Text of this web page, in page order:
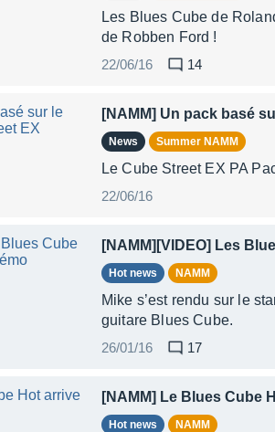
Les Blues Cube de
de Robben Ford !
22/06/16
14
[NAMM] Un pack basé
News Summer NAMM
Le Cube Street EX PA
22/06/16
[NAMM][VIDEO] Les
Hot news NAMM
Mike s’est rendu sur le
guitare Blues Cube.
26/01/16
17
[NAMM] Le Blues Cube
Hot news NAMM